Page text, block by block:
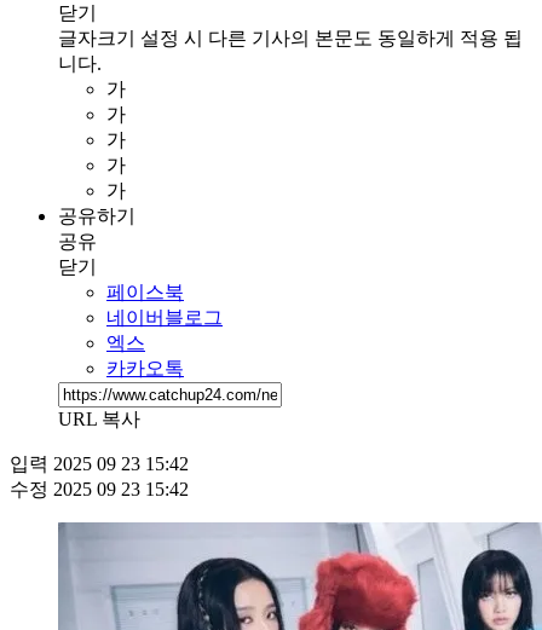
닫기
글자크기 설정 시 다른 기사의 본문도 동일하게 적용 됩
니다.
가
가
가
가
가
공유하기
공유
닫기
페이스북
네이버블로그
엑스
카카오톡
URL 복사
입력 2025 09 23 15:42
수정 2025 09 23 15:42